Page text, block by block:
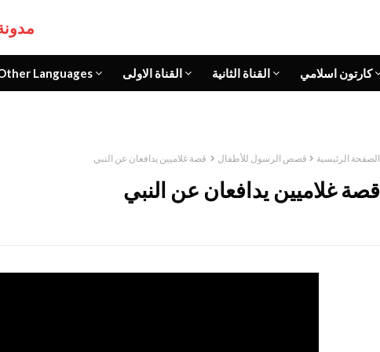
Languages القناة الاولى القناة الثانية كارتون اسلامي
الصفحة الرئيسية قصص الرسول للأطفال قصة غلاميين يدافعان عن النبي
قصة غلاميين يدافعان عن النبي